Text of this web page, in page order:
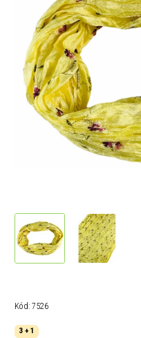
Kód: 7526
3 + 1